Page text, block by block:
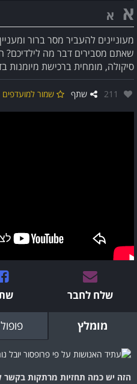
א א
מעוניינים להעביר מסר ברור
שאתם מסבירים דבר מה
סיקולה, מומחית ברכישת מיומנות
אהבו:
211 שתף שמור למועדפים
שלח לחבר
מומלץ
הזה יש כמה תחזיות מרתקות בקשר